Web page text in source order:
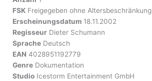
FSK Freigegeben ohne Altersbeschränkung
Erscheinungsdatum 18.11.2002
Regisseur Dieter Schumann
Sprache Deutsch
EAN 4028951192779
Genre Dokumentation
Studio Icestorm Entertainment GmbH